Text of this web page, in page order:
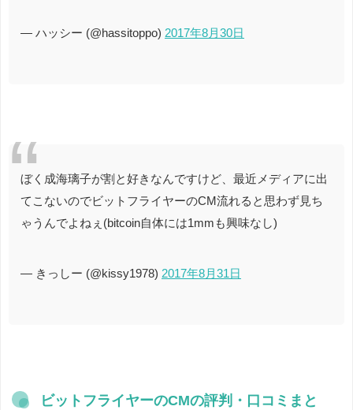
— ハッシー (@hassitoppo) 2017年8月30日
ぼく成海璃子が割と好きなんですけど、最近メディアに出
てこないのでビットフライヤーのCM流れると思わず見ち
ゃうんでよねぇ(bitcoin自体には1mmも興味なし)
— きっしー (@kissy1978) 2017年8月31日
ビットフライヤーのCMの評判・口コミまと